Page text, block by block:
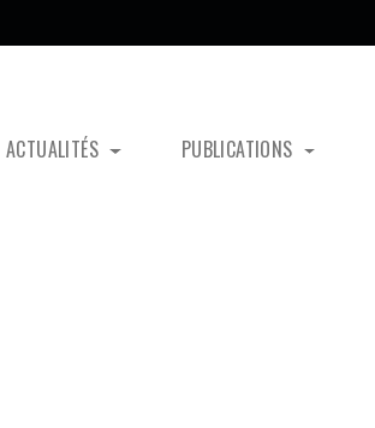
ACTUALITÉS PUBLICATIONS